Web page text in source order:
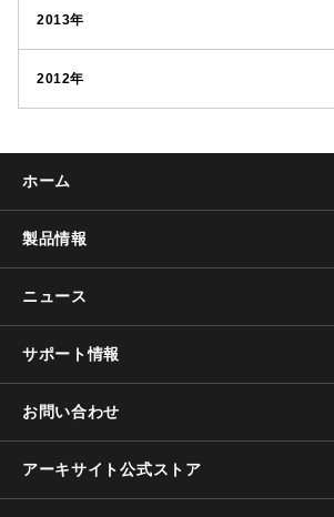
2013年
2012年
ホーム
製品情報
ニュース
サポート情報
お問い合わせ
アーキサイト公式ストア